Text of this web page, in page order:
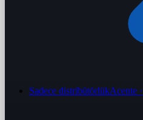
Sadece distribütörlükAcente